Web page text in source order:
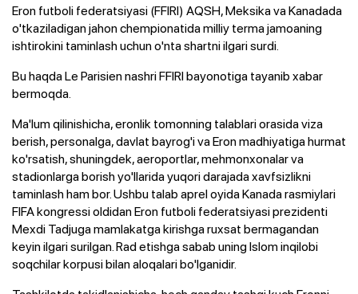
Eron futboli federatsiyasi (FFIRI) AQSH, Meksika va Kanadada
o'tkaziladigan jahon chempionatida milliy terma jamoaning
ishtirokini taminlash uchun o'nta shartni ilgari surdi.
Bu haqda Le Parisien nashri FFIRI bayonotiga tayanib xabar
bermoqda.
Ma'lum qilinishicha, eronlik tomonning talablari orasida viza
berish, personalga, davlat bayrog'i va Eron madhiyatiga hurmat
ko'rsatish, shuningdek, aeroportlar, mehmonxonalar va
stadionlarga borish yo'llarida yuqori darajada xavfsizlikni
taminlash ham bor. Ushbu talab aprel oyida Kanada rasmiylari
FIFA kongressi oldidan Eron futboli federatsiyasi prezidenti
Mexdi Tadjuga mamlakatga kirishga ruxsat bermagandan
keyin ilgari surilgan. Rad etishga sabab uning Islom inqilobi
soqchilar korpusi bilan aloqalari bo'lganidir.